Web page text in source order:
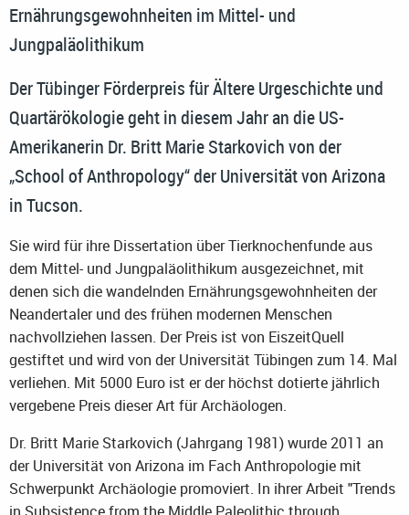
Ernährungsgewohnheiten im Mittel- und
Jungpaläolithikum
Der Tübinger Förderpreis für Ältere Urgeschichte und
Quartärökologie geht in diesem Jahr an die US-
Amerikanerin Dr. Britt Marie Starkovich von der
„School of Anthropology“ der Universität von Arizona
in Tucson.
Sie wird für ihre Dissertation über Tierknochenfunde aus
dem Mittel- und Jungpaläolithikum ausgezeichnet, mit
denen sich die wandelnden Ernährungsgewohnheiten der
Neandertaler und des frühen modernen Menschen
nachvollziehen lassen. Der Preis ist von EiszeitQuell
gestiftet und wird von der Universität Tübingen zum 14. Mal
verliehen. Mit 5000 Euro ist er der höchst dotierte jährlich
vergebene Preis dieser Art für Archäologen.
Dr. Britt Marie Starkovich (Jahrgang 1981) wurde 2011 an
der Universität von Arizona im Fach Anthropologie mit
Schwerpunkt Archäologie promoviert. In ihrer Arbeit "Trends